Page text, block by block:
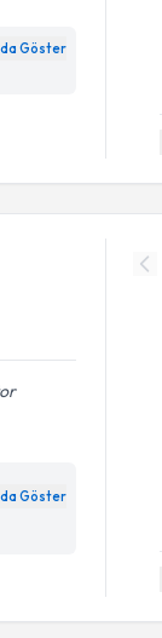
Göster
Göster